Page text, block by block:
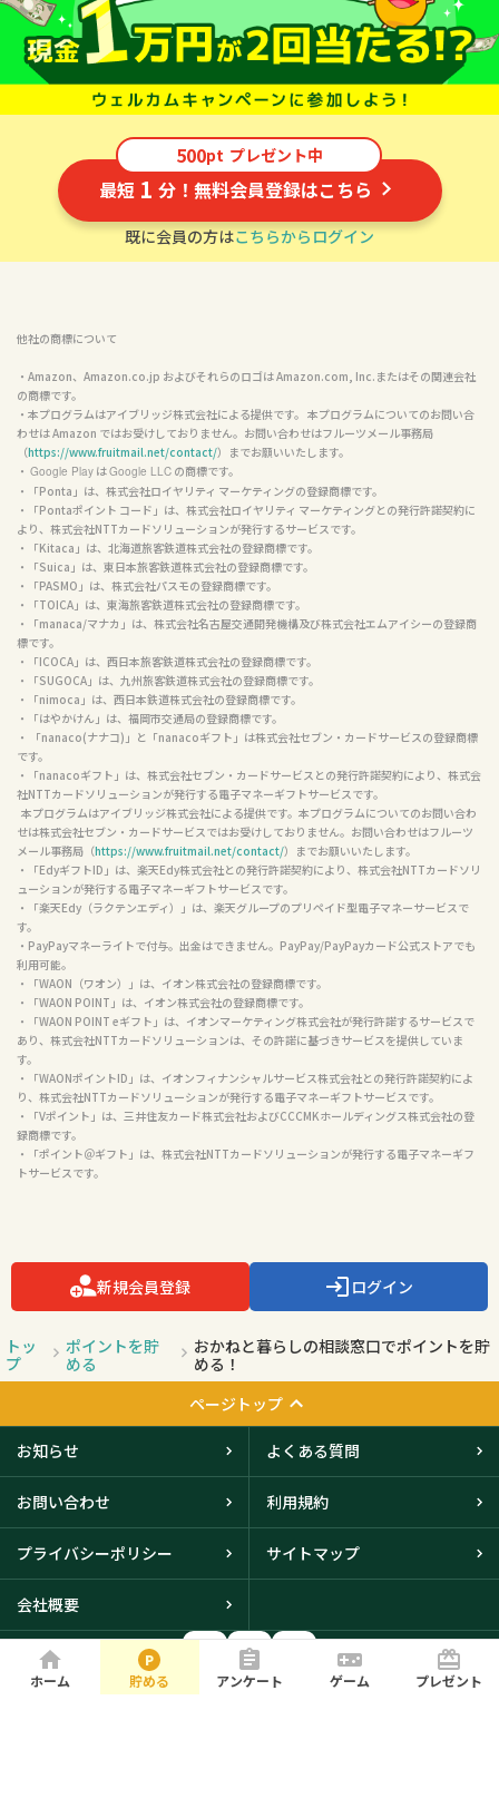
ホーム 貯める アンケート ゲーム プレゼント
500pt プレゼント中
最短 1 分！無料会員登録はこちら
既に会員の方はこちらからログイン
他社の商標について
・Amazon、Amazon.co.jp およびそれらのロゴは Amazon.com, Inc.またはその関連会社
の商標です。
・本プログラムはアイブリッジ株式会社による提供です。 本プログラムについてのお問い合
わせは Amazon ではお受けしておりません。お問い合わせはフルーツメール事務局
（https://www.fruitmail.net/contact/）までお願いいたします。
・ Google Play は Google LLC の商標です。
・「Ponta」は、株式会社ロイヤリティ マーケティングの登録商標です。
・「Pontaポイント コード」は、株式会社ロイヤリティ マーケティングとの発行許諾契約に
より、株式会社NTTカードソリューションが発行するサービスです。
・「Kitaca」は、北海道旅客鉄道株式会社の登録商標です。
・「Suica」は、東日本旅客鉄道株式会社の登録商標です。
・「PASMO」は、株式会社パスモの登録商標です。
・「TOICA」は、東海旅客鉄道株式会社の登録商標です。
・「manaca/マナカ」は、株式会社名古屋交通開発機構及び株式会社エムアイシーの登録商
標です。
・「ICOCA」は、西日本旅客鉄道株式会社の登録商標です。
・「SUGOCA」は、九州旅客鉄道株式会社の登録商標です。
・「nimoca」は、西日本鉄道株式会社の登録商標です。
・「はやかけん」は、福岡市交通局の登録商標です。
・ 「nanaco(ナナコ)」と「nanacoギフト」は株式会社セブン・カードサービスの登録商標
です。
・「nanacoギフト」は、株式会社セブン・カードサービスとの発行許諾契約により、株式会
社NTTカードソリューションが発行する電子マネーギフトサービスです。
せは株式会社セブン・カードサービスではお受けしておりません。お問い合わせはフルーツ
メール事務局（https://www.fruitmail.net/contact/）までお願いいたします。
・「EdyギフトID」は、楽天Edy株式会社との発行許諾契約により、株式会社NTTカードソリ
ューションが発行する電子マネーギフトサービスです。
・「楽天Edy（ラクテンエディ）」は、楽天グループのプリペイド型電子マネーサービスで
す。
・PayPayマネーライトで付与。出金はできません。PayPay/PayPayカード公式ストアでも
利用可能。
・「WAON（ワオン）」は、イオン株式会社の登録商標です。
・「WAON POINT」は、イオン株式会社の登録商標です。
・「WAON POINT eギフト」は、イオンマーケティング株式会社が発行許諾するサービスで
あり、株式会社NTTカードソリューションは、その許諾に基づきサービスを提供していま
す。
・「WAONポイントID」は、イオンフィナンシャルサービス株式会社との発行許諾契約によ
り、株式会社NTTカードソリューションが発行する電子マネーギフトサービスです。
・「Vポイント」は、三井住友カード株式会社およびCCCMKホールディングス株式会社の登
録商標です。
・「ポイント＠ギフト」は、株式会社NTTカードソリューションが発行する電子マネーギフ
トサービスです。
新規会員登録 ログイン
トッ
プ
ポイントを貯
める
おかねと暮らしの相談窓口でポイントを貯
める！
ページトップ
お知らせ よくある質問
お問い合わせ 利用規約
プライバシーポリシー サイトマップ
会社概要